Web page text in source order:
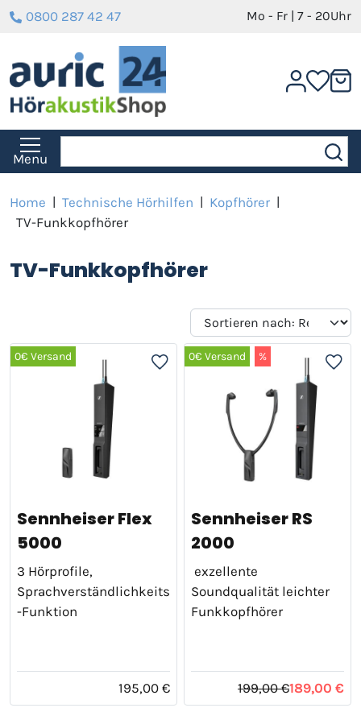
0800 287 42 47 Mo - Fr | 7 - 20Uhr
Menu
Home | Technische Hörhilfen | Kopfhörer |
TV-Funkkopfhörer
TV-Funkkopfhörer
0€ Versand
Sennheiser Flex
5000
3 Hörprofile,
Sprachverständlichkeits
-Funktion
195,00 €
0€ Versand %
Sennheiser RS
2000
exzellente
Soundqualität leichter
Funkkopfhörer
199,00 €189,00 €